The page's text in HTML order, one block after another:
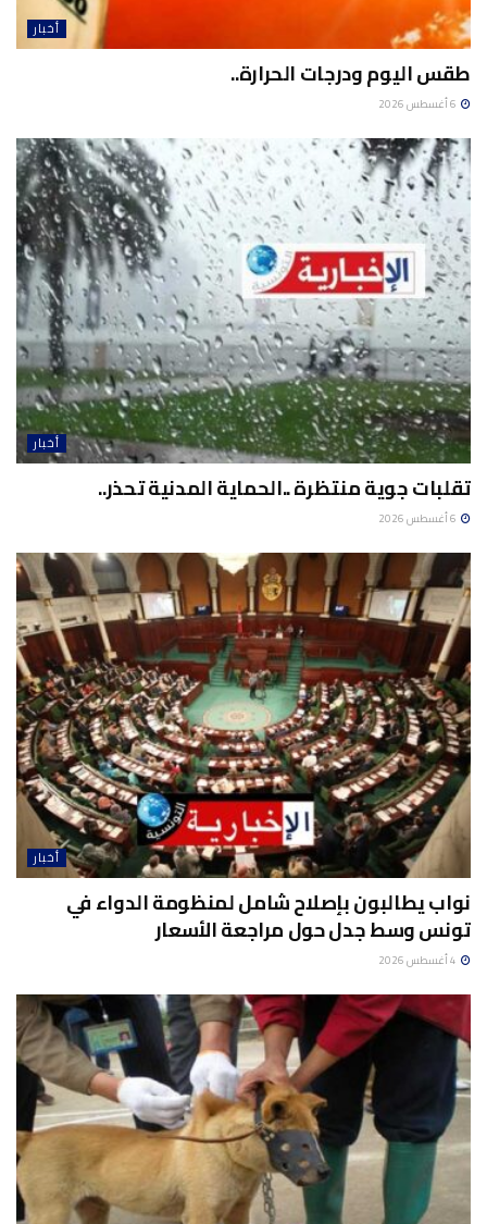
أخبار
طقس اليوم ودرجات الحرارة..
أخبار
تقلبات جوية منتظرة ..الحماية المدنية تحذر..
أخبار
نواب يطالبون بإصلاح شامل لمنظومة الدواء في
تونس وسط جدل حول مراجعة الأسعار